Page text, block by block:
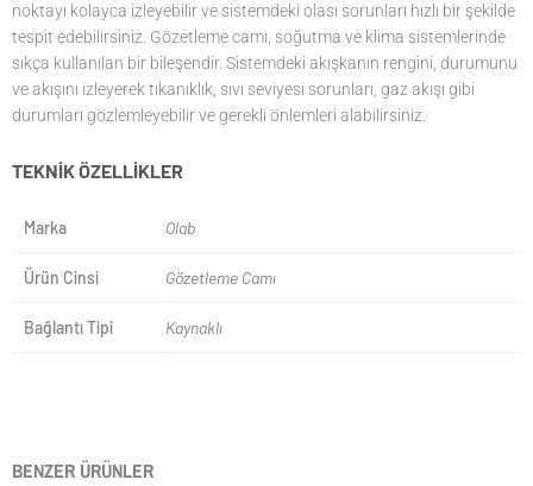
noktayı kolayca izleyebilir ve sistemdeki olası sorunları hızlı bir şekilde
tespit edebilirsiniz. Gözetleme camı, soğutma ve klima sistemlerinde
sıkça kullanılan bir bileşendir. Sistemdeki akışkanın rengini, durumunu
ve akışını izleyerek tıkanıklık, sıvı seviyesi sorunları, gaz akışı gibi
durumları gözlemleyebilir ve gerekli önlemleri alabilirsiniz.
TEKNIK ÖZELLIKLER
Marka Olab
Ürün Cinsi Gözetleme Camı
Bağlantı Tipi Kaynaklı
BENZER ÜRÜNLER